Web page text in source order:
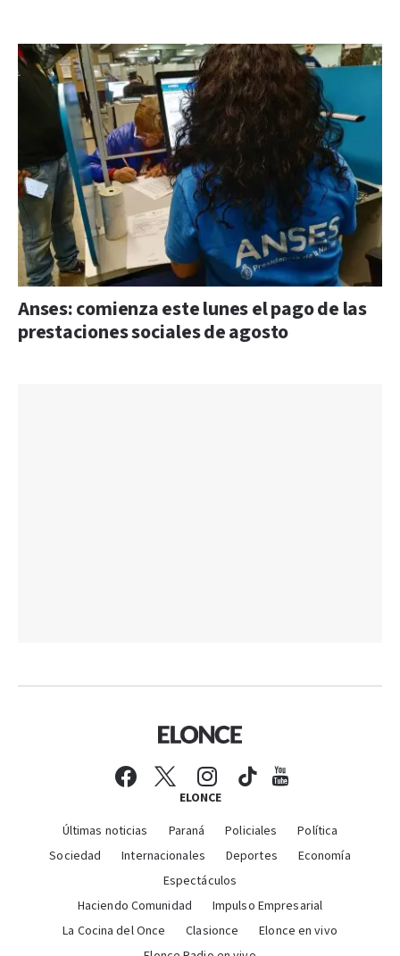
Anses: comienza este lunes el pago de las
prestaciones sociales de agosto
ELONCE
Últimas noticias Paraná Policiales
Política
Sociedad
Internacionales Deportes
Economía
Espectáculos
Haciendo Comunidad
Impulso Empresarial
La Cocina del Once
Clasionce
Elonce en vivo